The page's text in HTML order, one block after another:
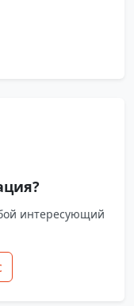
интересующий